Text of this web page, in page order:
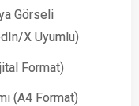
Görseli
X Uyumlu)
Format)
(A4 Format)